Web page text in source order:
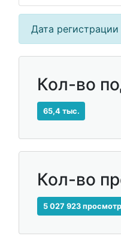
Дата регистрации
Кол-во
65,4 тыс.
Кол-во
5 027 923